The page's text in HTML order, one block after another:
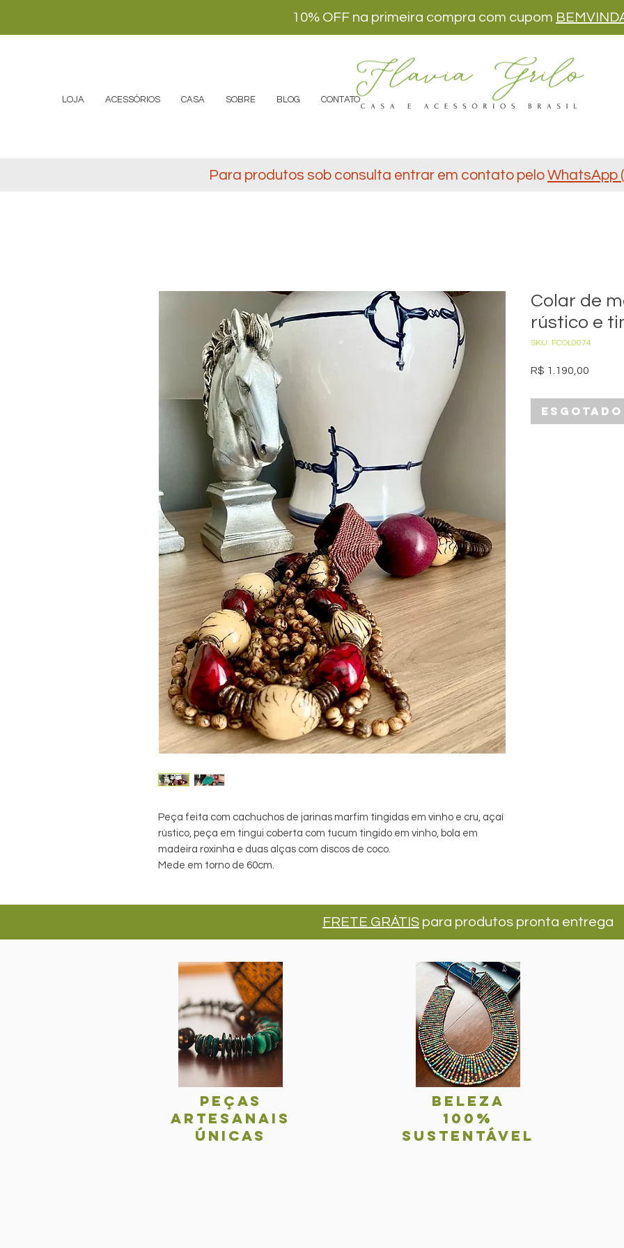
10% OFF na primeira compra com cupom
LOJA ACESSÓRIOS CASA SOBRE BLOG CONTATO
Para produtos sob consulta entrar em contato peloWhatsApp
Peça feita com cachuchos de jarinas marfim tingidas em vinho e cru, açaí
rústico, peça em tingui coberta com tucum tingido em vinho, bola em
madeira roxinha e duas alças com discos de coco.
Mede em torno de 60cm.
Colar de
rústico e
SKU: FCOL0074
R$ 1.190,00
Esgotado
FRETE GRÁTIS para produtos pronta entrega
Peças
Artesanais
únicas
BelezA
100%
sustentável